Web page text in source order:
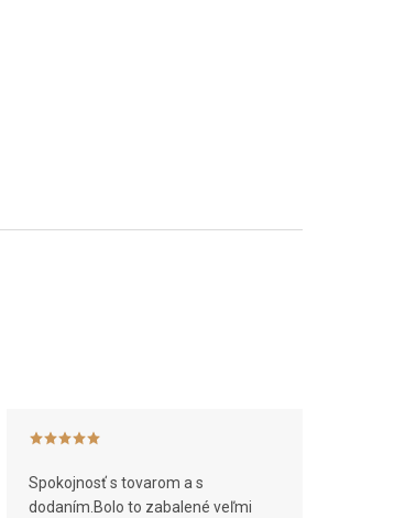
Spokojnosť s tovarom a s
dodaním.Bolo to zabalené veľmi